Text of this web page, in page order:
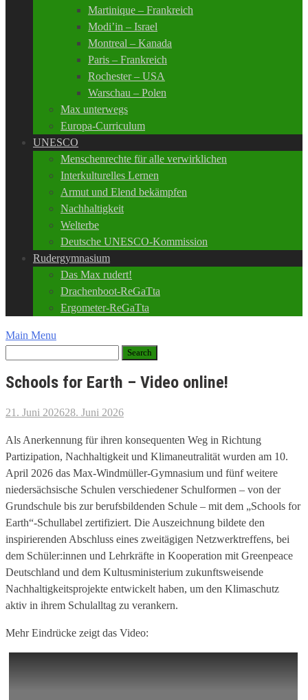
Martinique – Frankreich
Modi’in – Israel
Montreal – Kanada
Paris – Frankreich
Rochester – USA
Warschau – Polen
Max unterwegs
Europa-Curriculum
UNESCO
Menschenrechte für alle verwirklichen
Interkulturelles Lernen
Armut und Elend bekämpfen
Nachhaltigkeit
Welterbe
Deutsche UNESCO-Kommission
Rudergymnasium
Das Max rudert!
Drachenboot-ReGaTta
Ergometer-ReGaTta
Main Menu
Schools for Earth – Video online!
21. Juni 202628. Juni 2026
Als Anerkennung für ihren konsequenten Weg in Richtung
Partizipation, Nachhaltigkeit und Klimaneutralität wurden am 10.
April 2026 das Max-Windmüller-Gymnasium und fünf weitere
niedersächsische Schulen verschiedener Schulformen – von der
Grundschule bis zur berufsbildenden Schule – mit dem „Schools for
Earth“-Schullabel zertifiziert. Die Auszeichnung bildete den
inspirierenden Abschluss eines zweitägigen Netzwerktreffens, bei
dem Schüler:innen und Lehrkräfte in Kooperation mit Greenpeace
Deutschland und dem Kultusministerium zukunftsweisende
Nachhaltigkeitsprojekte entwickelt haben, um den Klimaschutz
aktiv in ihrem Schulalltag zu verankern.
Mehr Eindrücke zeigt das Video: